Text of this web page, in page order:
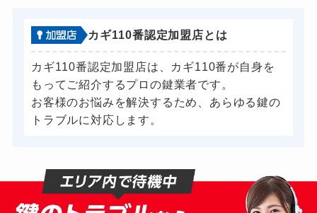
カギ110番認定加盟店とは
カギ110番認定加盟店は、カギ110番が自身を
もってご紹介するプロの鍵業者です。
お客様のお悩みを解決するため、あらゆる鍵の
トラブルに対応します。